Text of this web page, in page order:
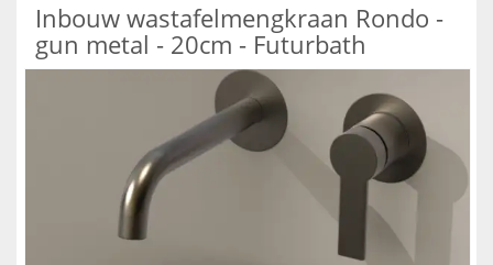
Inbouw wastafelmengkraan Rondo -
gun metal - 20cm - Futurbath